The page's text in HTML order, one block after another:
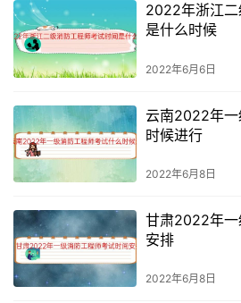
1、取得消防工程专业大学专科学历
消防安全技术工作满4年；或者取
专科学历，工作满7年，其中从事
2、取得消防工程专业大学本科学
年，其中从事消防安全技术工作满
术工作满4年。
3、取得含消防工程专业在内的双
业，工作满3年，其中从事消防安
2022年浙江二
是什么时候
2022年6月6日
云南2022年一
时候进行
2022年6月8日
甘肃2022年一
安排
2022年6月8日